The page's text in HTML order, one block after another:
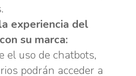
experiencia del
su marca:
el uso de chatbots,
podrán acceder a